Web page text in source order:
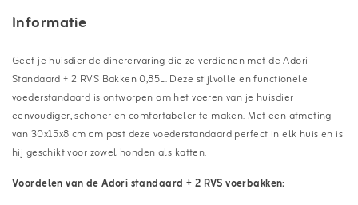
Informatie
Geef je huisdier de dinerervaring die ze verdienen met de Adori
Standaard + 2 RVS Bakken 0,85L. Deze stijlvolle en functionele
voederstandaard is ontworpen om het voeren van je huisdier
eenvoudiger, schoner en comfortabeler te maken. Met een afmeting
van 30x15x8 cm cm past deze voederstandaard perfect in elk huis en is
hij geschikt voor zowel honden als katten.
Voordelen van de Adori standaard + 2 RVS voerbakken: